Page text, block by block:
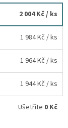
2 004 Kč/ ks
1 984 Kč / ks
1 964 Kč / ks
1 944 Kč / ks
Ušetříte 0 Kč